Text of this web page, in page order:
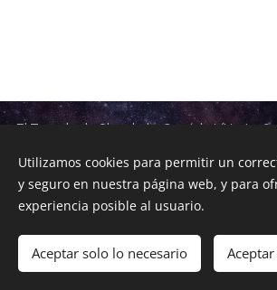
Añadir a la
El Templo de Shambala, Camí de L´ Horta,
Política de Privacidad
Utilizamos cookies para permitir un
y seguro en nuestra página web, y para
experiencia posible al usuario.
Aceptar solo lo necesario